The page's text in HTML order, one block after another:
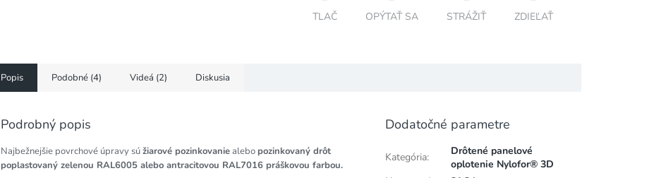
TLAČ OPÝTAŤ SA STRÁŽIŤ ZDIEĽAŤ
Popis Podobné (4) Videá (2) Diskusia
Podrobný popis
Najbežnejšie povrchové úpravy súžiarové pozinkovaniealebopozinkovaný drôt
poplastovaný zelenou RAL6005 alebo antracitovou RAL7016 práškovou farbou.
Dodatočné parametre
Kategória:
Drôtené panelové
oplotenie Nylofor® 3D